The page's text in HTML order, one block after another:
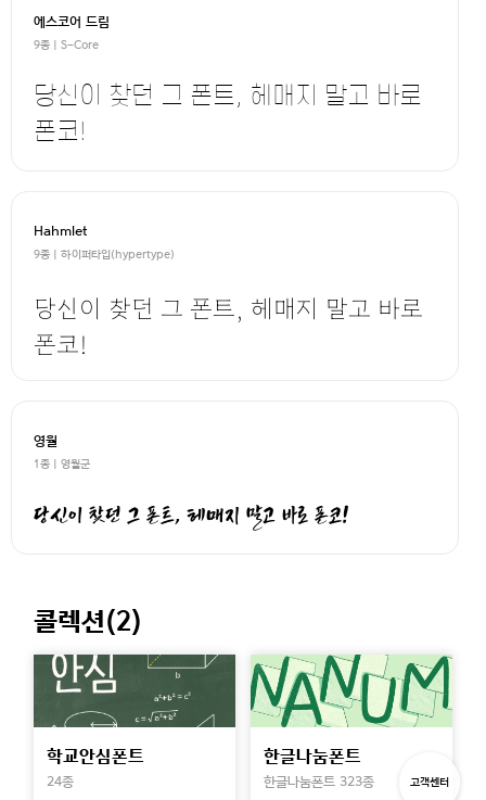
에스코어 드림
9종 | S-Core
당신이 찾던 그 폰트, 헤매지 말고 바로
폰코!
Hahmlet
9종 | 하이퍼타입(hypertype)
당신이 찾던 그 폰트, 헤매지 말고 바로
폰코!
영월
1종 | 영월군
당신이 찾던 그 폰트, 헤매지 말고 바로 폰코!
콜렉션(2)
학교안심폰트
24종
한글나눔폰트
한글나눔폰트 323종
고객센터